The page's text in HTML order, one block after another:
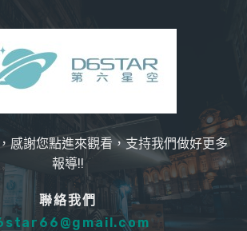
感謝您點進來觀看，支持我們做好更多
報導!!
聯絡我們